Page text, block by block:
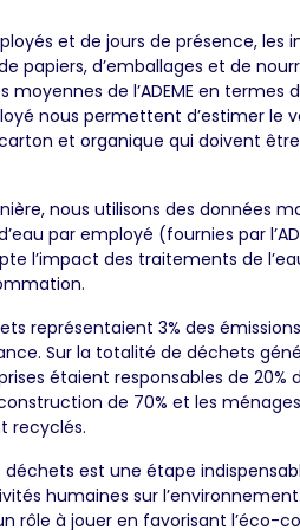
et de jours de présence, les
papiers, d’emballages et de
moyennes de l’ADEME en termes
nous permettent d’estimer le
et organique qui doivent
nous utilisons des données
par employé (fournies par
l’impact des traitements de
représentaient 3% des
Sur la totalité de déchets
étaient responsables de 20%
de 70% et les ménages
recyclés.
déchets est une étape
humaines sur
rôle à jouer en favorisant l’éco-